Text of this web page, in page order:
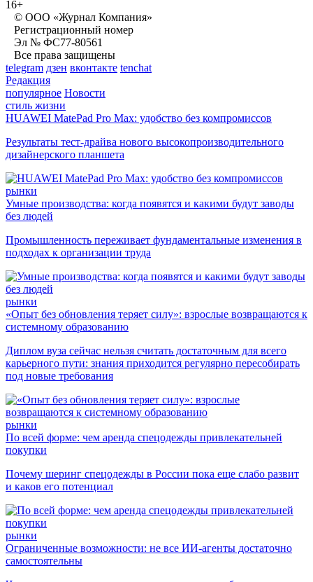
16+
© ООО «Журнал Компания»
Регистрационный номер
Эл № ФС77-80561
Все права защищены
telegram дзен вконтакте tenchat
Редакция
популярное Новости
стиль жизни
HUAWEI MatePad Pro Max: удобство без компромиссов
Результаты тест-драйва нового высокопроизводительного
дизайнерского планшета
рынки
Умные производства: когда появятся и какими будут заводы
без людей
Промышленность переживает фундаментальные изменения в
подходах к организации труда
рынки
«Опыт без обновления теряет силу»: взрослые возвращаются к
системному образованию
Диплом вуза сейчас нельзя считать достаточным для всего
карьерного пути: знания приходится регулярно пересобирать
под новые требования
рынки
По всей форме: чем аренда спецодежды привлекательней
покупки
Почему шеринг спецодежды в России пока еще слабо развит
и каков его потенциал
рынки
Ограниченные возможности: не все ИИ-агенты достаточно
самостоятельны